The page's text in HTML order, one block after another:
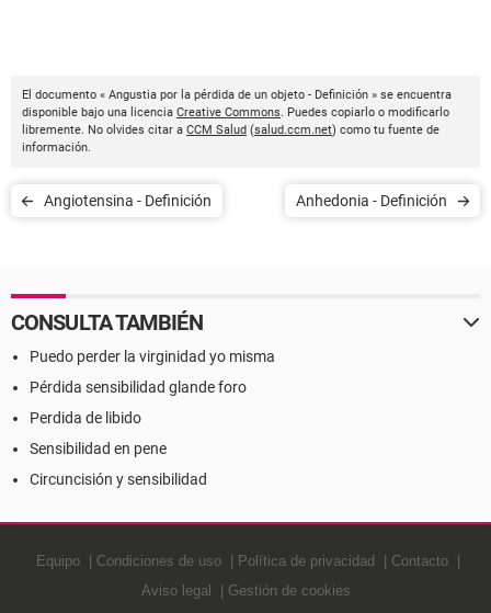
El documento « Angustia por la pérdida de un objeto - Definición » se encuentra
disponible bajo una licencia Creative Commons. Puedes copiarlo o modificarlo
libremente. No olvides citar a CCM Salud (salud.ccm.net) como tu fuente de
información.
Angiotensina - Definición Anhedonia - Definición
CONSULTA TAMBIÉN
Puedo perder la virginidad yo misma
Pérdida sensibilidad glande foro
Perdida de libido
Sensibilidad en pene
Circuncisión y sensibilidad
Equipo Condiciones de uso Política de privacidad
Contacto
Aviso legal
Gestión de cookies